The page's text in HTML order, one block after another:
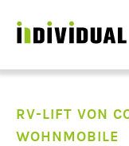
RV-LIFT VON
WOHNMOBILE